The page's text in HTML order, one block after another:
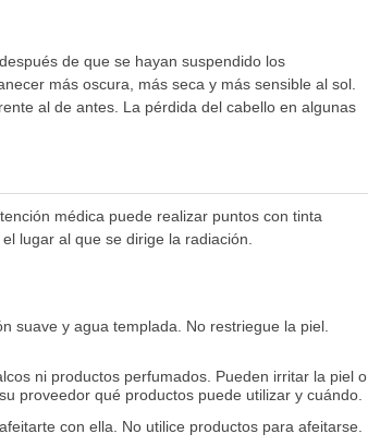
de que se hayan suspendido los
más oscura, más seca y más sensible al sol.
al de antes. La pérdida del cabello en algunas
médica puede realizar puntos con tinta
lugar al que se dirige la radiación.
suave y agua templada. No restriegue la piel.
ni productos perfumados. Pueden irritar la piel o
proveedor qué productos puede utilizar y cuándo.
con ella. No utilice productos para afeitarse.